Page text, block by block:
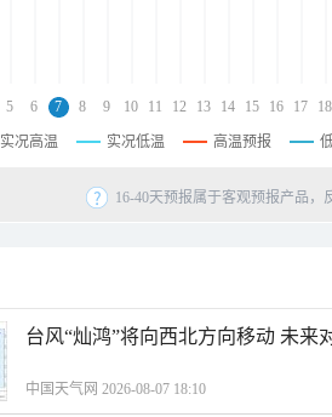
5 6 7 8 9 10 11 12 13 14 15 16 17 18
实况高温 实况低温 高温预报
16-40天预报属于客观预报产品
台风“灿鸿”将向西北方向移动 未来
中国天气网 2026-08-07 18:10